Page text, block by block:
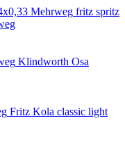
fritz spritz
Klindworth Osa
Fritz Kola classic light